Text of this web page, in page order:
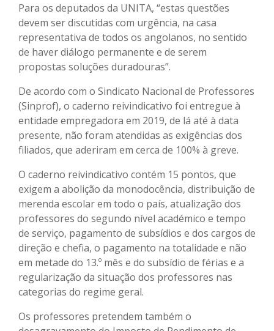
Para os deputados da UNITA, “estas questões
devem ser discutidas com urgência, na casa
representativa de todos os angolanos, no sentido
de haver diálogo permanente e de serem
propostas soluções duradouras”.
De acordo com o Sindicato Nacional de Professores
(Sinprof), o caderno reivindicativo foi entregue à
entidade empregadora em 2019, de lá até à data
presente, não foram atendidas as exigências dos
filiados, que aderiram em cerca de 100% à greve.
O caderno reivindicativo contém 15 pontos, que
exigem a abolição da monodocência, distribuição de
merenda escolar em todo o país, atualização dos
professores do segundo nível académico e tempo
de serviço, pagamento de subsídios e dos cargos de
direção e chefia, o pagamento na totalidade e não
em metade do 13.º mês e do subsídio de férias e a
regularização da situação dos professores nas
categorias do regime geral.
Os professores pretendem também o